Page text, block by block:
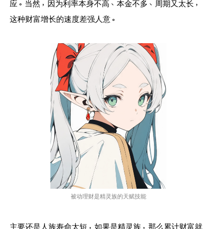
应。当然，因为利率本身不高、本金不多、周期又太长，
这种财富增长的速度差强人意。
被动理财是精灵族的天赋技能